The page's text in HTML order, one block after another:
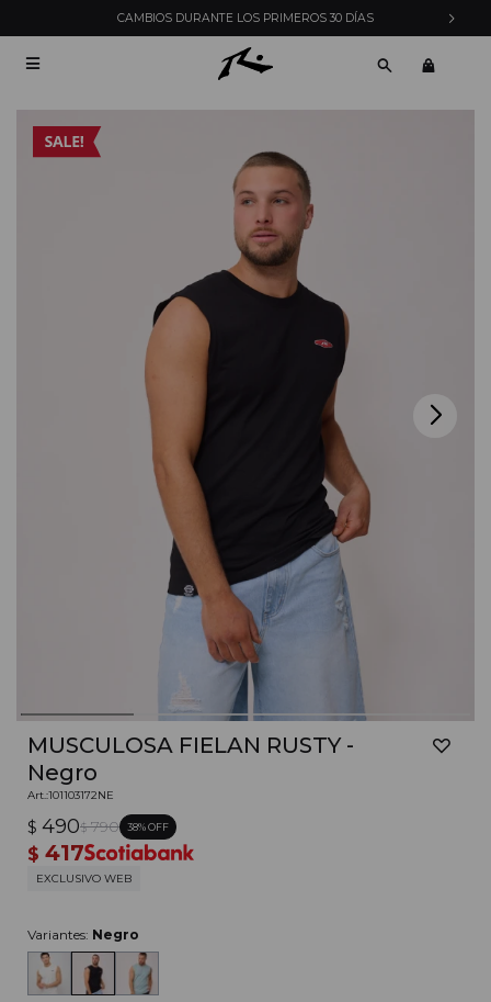
CAMBIOS DURANTE LOS PRIMEROS 30 DÍAS

MUSCULOSA FIELAN RUSTY -
Negro
101103172NE
$ 490$ 790 38
$ 417
EXCLUSIVO WEB
Variantes: Negro